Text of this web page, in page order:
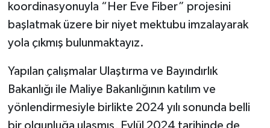
koordinasyonuyla “Her Eve Fiber” projesini
başlatmak üzere bir niyet mektubu imzalayarak
yola çıkmış bulunmaktayız.
Yapılan çalışmalar Ulaştırma ve Bayındırlık
Bakanlığı ile Maliye Bakanlığının katılım ve
yönlendirmesiyle birlikte 2024 yılı sonunda belli